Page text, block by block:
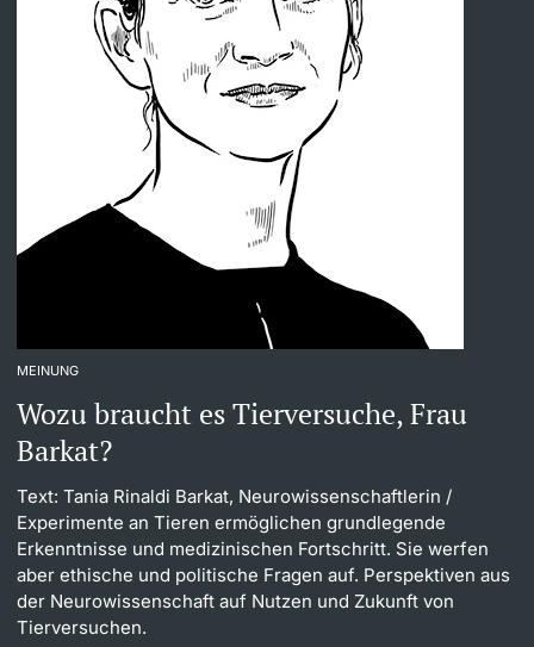
MEINUNG
Wozu braucht es Tierversuche, Frau
Barkat?
Text: Tania Rinaldi Barkat, Neurowissenschaftlerin /
Experimente an Tieren ermöglichen grundlegende
Erkenntnisse und medizinischen Fortschritt. Sie werfen
aber ethische und politische Fragen auf. Perspektiven aus
der Neurowissenschaft auf Nutzen und Zukunft von
Tierversuchen.